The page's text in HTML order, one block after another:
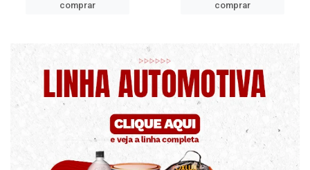
comprar
comprar